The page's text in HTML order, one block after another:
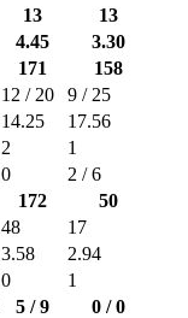
13
13
4.45
3.30
171
158
12 / 20
9 / 25
14.25
17.56
2
1
0
2 / 6
172
50
48
17
3.58
2.94
0
1
5 / 9
0 / 0